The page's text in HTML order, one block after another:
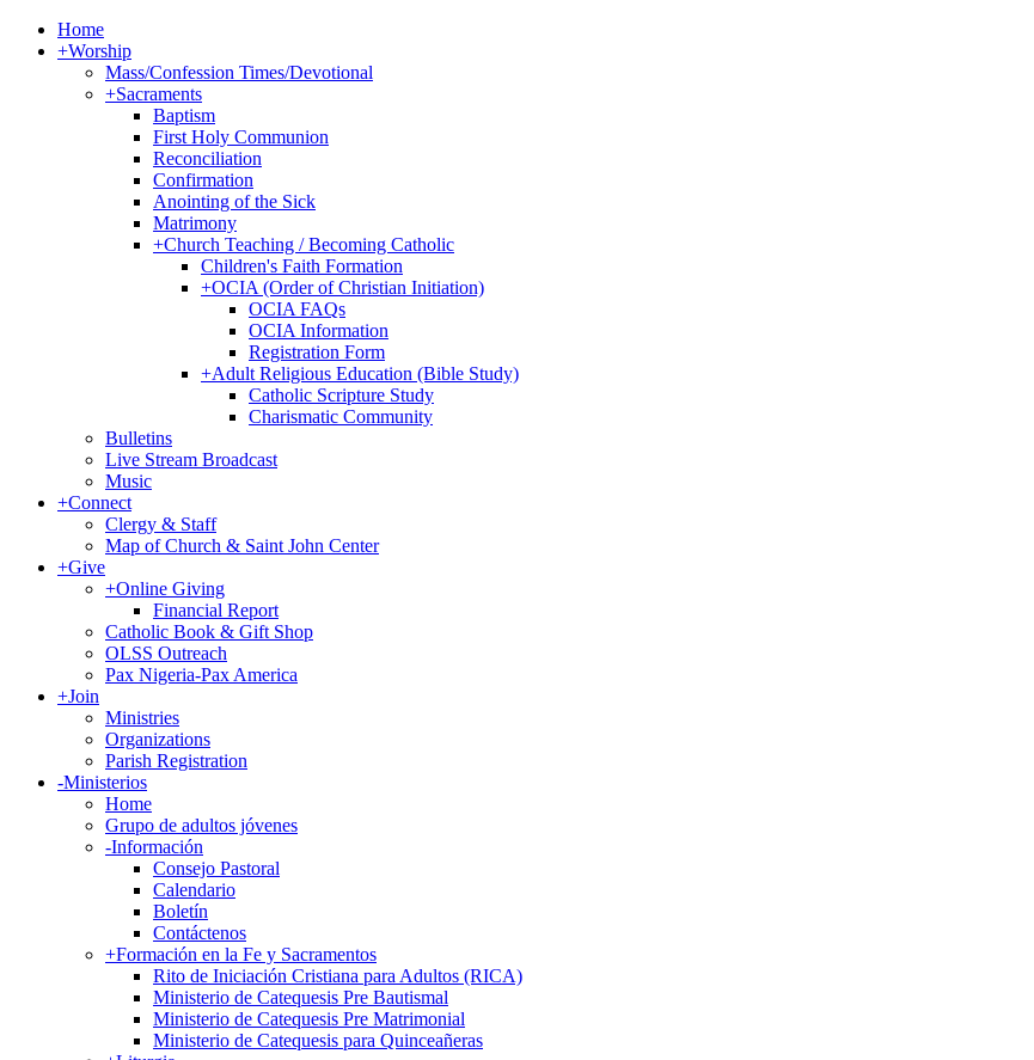
Home
+Worship
Mass/Confession Times/Devotional
+Sacraments
Baptism
First Holy Communion
Reconciliation
Confirmation
Anointing of the Sick
Matrimony
+Church Teaching / Becoming Catholic
Children's Faith Formation
+OCIA (Order of Christian Initiation)
OCIA FAQs
OCIA Information
Registration Form
+Adult Religious Education (Bible Study)
Catholic Scripture Study
Charismatic Community
Bulletins
Live Stream Broadcast
Music
+Connect
Clergy & Staff
Map of Church & Saint John Center
+Give
+Online Giving
Financial Report
Catholic Book & Gift Shop
OLSS Outreach
Pax Nigeria-Pax America
+Join
Ministries
Organizations
Parish Registration
-Ministerios
Home
Grupo de adultos jóvenes
-Información
Consejo Pastoral
Calendario
Boletín
Contáctenos
+Formación en la Fe y Sacramentos
Rito de Iniciación Cristiana para Adultos (RICA)
Ministerio de Catequesis Pre Bautismal
Ministerio de Catequesis Pre Matrimonial
Ministerio de Catequesis para Quinceañeras